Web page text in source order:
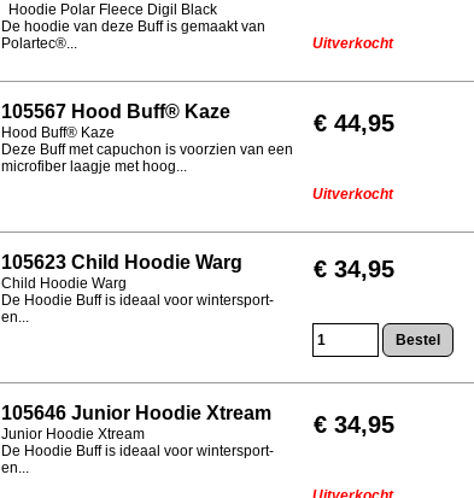
Hoodie Polar Fleece Digil Black
De hoodie van deze Buff is gemaakt van
Polartec®...
Uitverkocht
105567 Hood Buff® Kaze
Hood Buff® Kaze
Deze Buff met capuchon is voorzien van een
microfiber laagje met hoog...
€ 44,95
Uitverkocht
105623 Child Hoodie Warg
Child Hoodie Warg
De Hoodie Buff is ideaal voor wintersport-
en...
€ 34,95
105646 Junior Hoodie Xtream
Junior Hoodie Xtream
De Hoodie Buff is ideaal voor wintersport-
en...
€ 34,95